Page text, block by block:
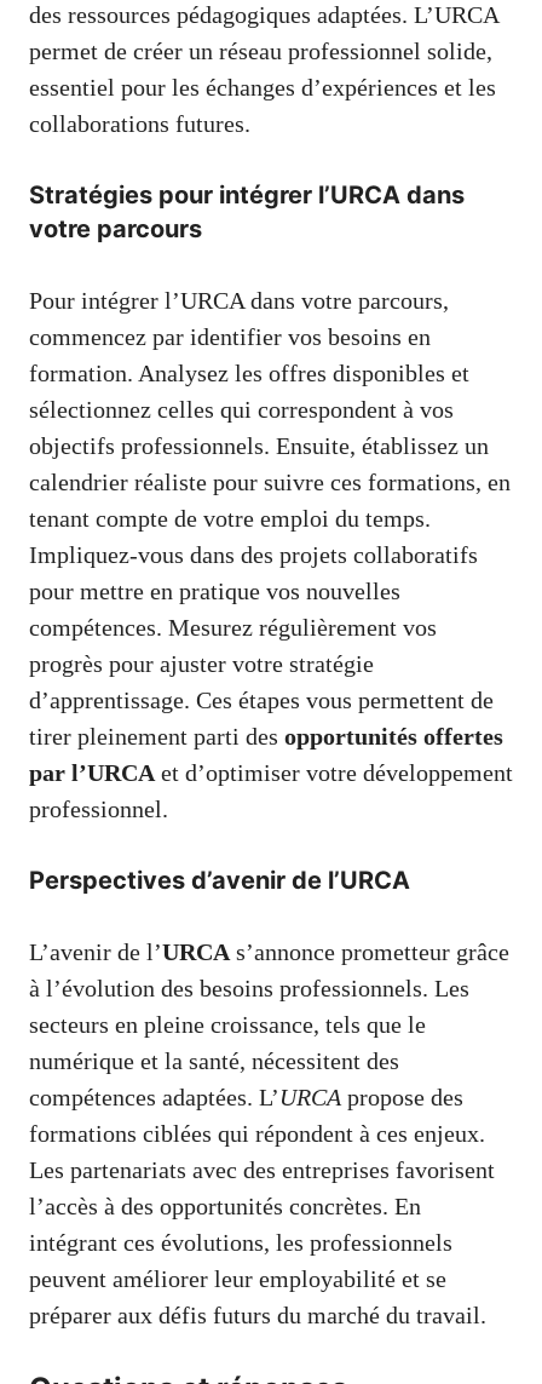
des ressources pédagogiques adaptées. L’URCA
permet de créer un réseau professionnel solide,
essentiel pour les échanges d’expériences et les
collaborations futures.
Stratégies pour intégrer l’URCA dans
votre parcours
Pour intégrer l’URCA dans votre parcours,
commencez par identifier vos besoins en
formation. Analysez les offres disponibles et
sélectionnez celles qui correspondent à vos
objectifs professionnels. Ensuite, établissez un
calendrier réaliste pour suivre ces formations, en
tenant compte de votre emploi du temps.
Impliquez-vous dans des projets collaboratifs
pour mettre en pratique vos nouvelles
compétences. Mesurez régulièrement vos
progrès pour ajuster votre stratégie
d’apprentissage. Ces étapes vous permettent de
tirer pleinement parti des opportunités offertes
par l’URCA et d’optimiser votre développement
professionnel.
Perspectives d’avenir de l’URCA
L’avenir de l’URCA s’annonce prometteur grâce
à l’évolution des besoins professionnels. Les
secteurs en pleine croissance, tels que le
numérique et la santé, nécessitent des
compétences adaptées. L’URCA propose des
formations ciblées qui répondent à ces enjeux.
Les partenariats avec des entreprises favorisent
l’accès à des opportunités concrètes. En
intégrant ces évolutions, les professionnels
peuvent améliorer leur employabilité et se
préparer aux défis futurs du marché du travail.